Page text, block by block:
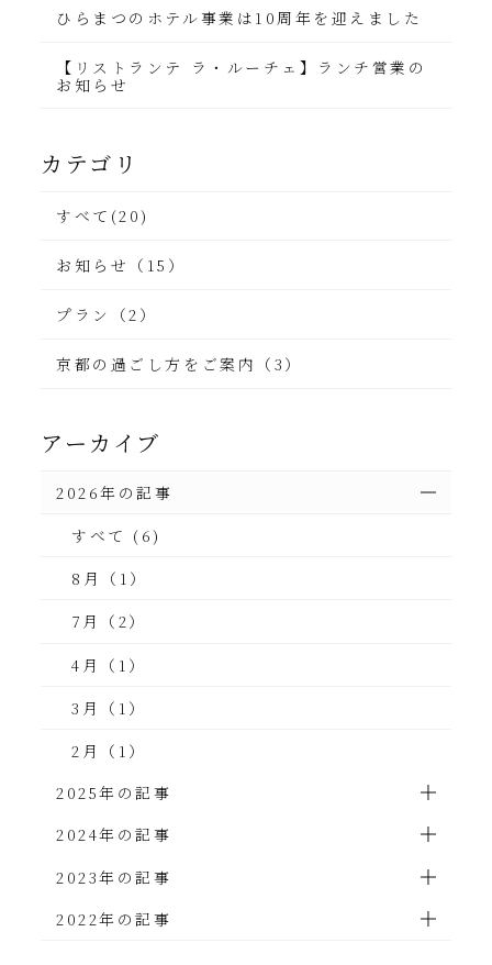
ひらまつのホテル事業は10周年を迎えました
【リストランテ ラ・ルーチェ】ランチ営業の
お知らせ
カテゴリ
すべて(20)
お知らせ（15）
プラン（2）
京都の過ごし方をご案内（3）
アーカイブ
2026年の記事
すべて (6)
8月（1）
7月（2）
4月（1）
3月（1）
2月（1）
2025年の記事
2024年の記事
2023年の記事
2022年の記事